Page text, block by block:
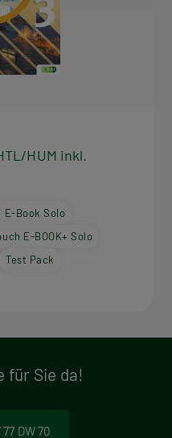
HUM inkl.
E-Book Solo
E-BOOK+ Solo
Test Pack
für Sie da!
DW 70